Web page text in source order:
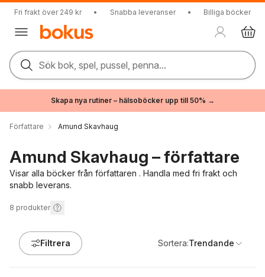
Fri frakt över 249 kr • Snabba leveranser • Billiga böcker
Sök bok, spel, pussel, penna...
Skapa nya rutiner – hälsoböcker upp till 50% →
Författare Amund Skavhaug
Amund Skavhaug – författare
Visar alla böcker från författaren . Handla med fri frakt och
snabb leverans.
8 produkter
Filtrera Sortera:Trendande